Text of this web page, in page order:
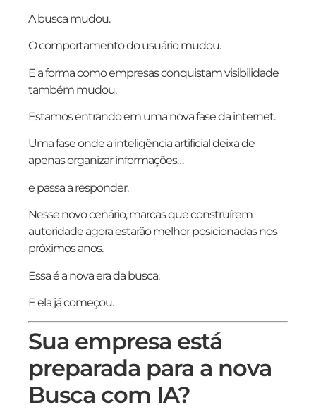
A busca mudou.
O comportamento do usuário mudou.
E a forma como empresas conquistam visibilidade
também mudou.
Estamos entrando em uma nova fase da internet.
Uma fase onde a inteligência artificial deixa de
apenas organizar informações…
e passa a responder.
Nesse novo cenário, marcas que construírem
autoridade agora estarão melhor posicionadas nos
próximos anos.
Essa é a nova era da busca.
E ela já começou.
Sua empresa está
preparada para a nova
Busca com IA?